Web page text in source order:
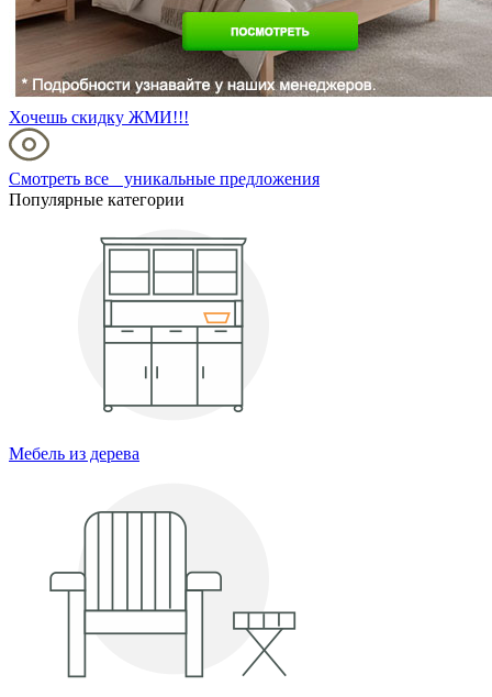
Хочешь скидку ЖМИ!!!
Смотреть все уникальные предложения
Популярные категории
Мебель из дерева